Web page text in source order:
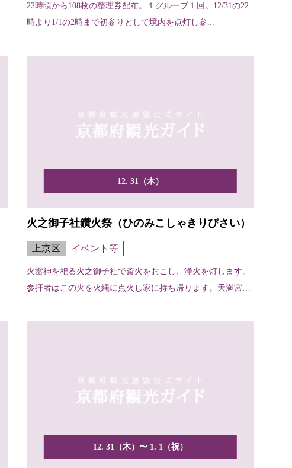
22時頃から108枚の整理券配布。１グループ１回。12/31の22
時より1/1の2時まで初参りとして境内を点灯し参...
12. 31（木）
火之御子社鑽火祭（ひのみこしゃきりびさい）
上京区 イベント等
火雷神を祀る火之御子社で斎火をおこし、浄火を灯します。
参拝者はこの火を火縄に点火し家に持ち帰ります。天満宮の
12. 31（木）〜 1. 1（祝）